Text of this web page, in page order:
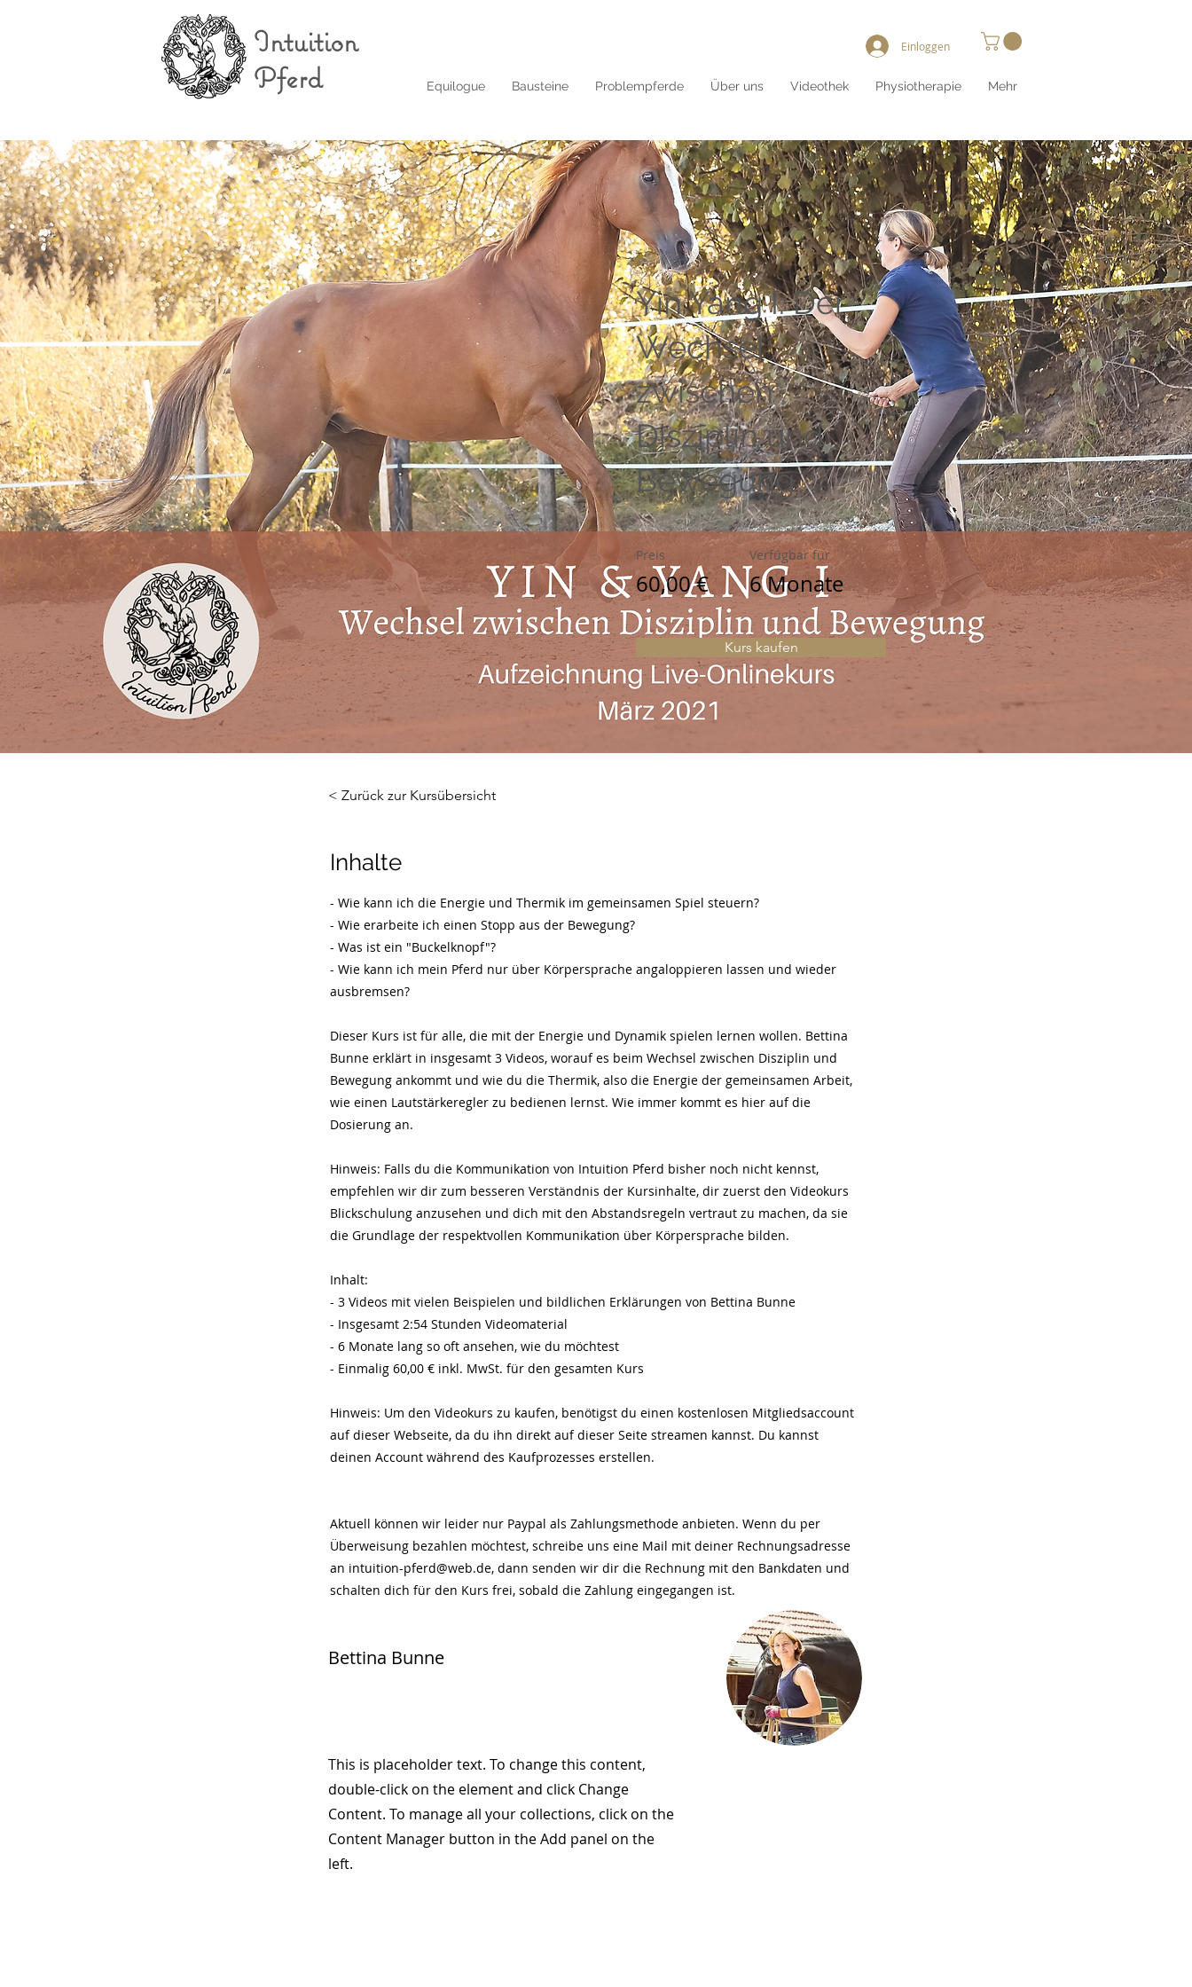
Intuition
Pferd
Equilogue Bausteine Problempferde Über uns Videothek Physiotherapie Mehr
Einloggen
Yin Yang I: Der
Wechsel
zwischen
Disziplin und
Bewegung
Preis
60,00 €
Verfügbar für
6 Monate
Kurs kaufen
< Zurück zur Kursübersicht
Inhalte
- Wie kann ich die Energie und Thermik im gemeinsamen Spiel steuern?
- Wie erarbeite ich einen Stopp aus der Bewegung?
- Was ist ein "Buckelknopf"?
- Wie kann ich mein Pferd nur über Körpersprache angaloppieren lassen und wieder
ausbremsen?
Dieser Kurs ist für alle, die mit der Energie und Dynamik spielen lernen wollen. Bettina
Bunne erklärt in insgesamt 3 Videos, worauf es beim Wechsel zwischen Disziplin und
Bewegung ankommt und wie du die Thermik, also die Energie der gemeinsamen Arbeit,
wie einen Lautstärkeregler zu bedienen lernst. Wie immer kommt es hier auf die
Dosierung an.
​Hinweis: Falls du die Kommunikation von Intuition Pferd bisher noch nicht kennst,
empfehlen wir dir zum besseren Verständnis der Kursinhalte, dir zuerst den Videokurs
Blickschulung anzusehen und dich mit den Abstandsregeln vertraut zu machen, da sie
die Grundlage der respektvollen Kommunikation über Körpersprache bilden.
​Inhalt:
- 3 Videos mit vielen Beispielen und bildlichen Erklärungen von Bettina Bunne
- Insgesamt 2:54 Stunden Videomaterial
- 6 Monate lang so oft ansehen, wie du möchtest
- Einmalig 60,00 € inkl. MwSt. für den gesamten Kurs
Hinweis: Um den Videokurs zu kaufen, benötigst du einen kostenlosen Mitgliedsaccount
auf dieser Webseite, da du ihn direkt auf dieser Seite streamen kannst. Du kannst
deinen Account während des Kaufprozesses erstellen.
Aktuell können wir leider nur Paypal als Zahlungsmethode anbieten. Wenn du per
Überweisung bezahlen möchtest, schreibe uns eine Mail mit deiner Rechnungsadresse
an intuition-pferd@web.de, dann senden wir dir die Rechnung mit den Bankdaten und
schalten dich für den Kurs frei, sobald die Zahlung eingegangen ist.
Bettina Bunne
This is placeholder text. To change this content,
double-click on the element and click Change
Content. To manage all your collections, click on the
Content Manager button in the Add panel on the
left.